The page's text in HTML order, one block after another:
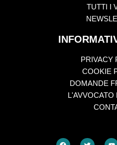
TUTTI I
PRIVACY
COOKIE
DOMANDE
L'AVVOCATO